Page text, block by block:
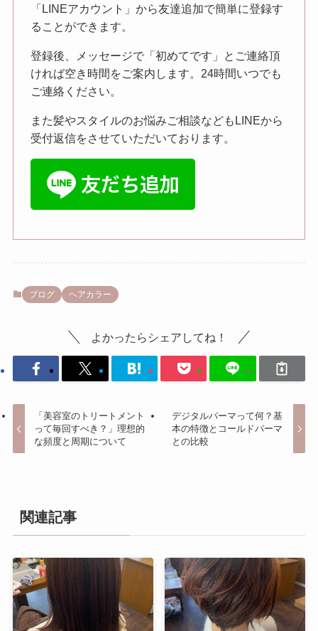
「LINEアカウント」から友達追加で簡単に登録す
ることができます。
登録後、メッセージで「初めてです」とご連絡頂
ければ空き時間をご案内します。24時間いつでも
ご連絡ください。
また髪やスタイルのお悩みご相談などもLINEから
受付返信をさせていただいております。
ブログ ヘアカラー
よかったらシェアしてね！
「美容室のトリートメント
って毎回すべき？」理想的
な頻度と周期について
デジタルパーマって何？基
本の特徴とコールドパーマ
との比較
関連記事